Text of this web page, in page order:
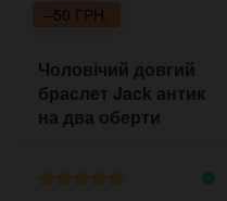
–50 ГРН.
Чоловічий довгий
браслет Jack антик
на два оберти